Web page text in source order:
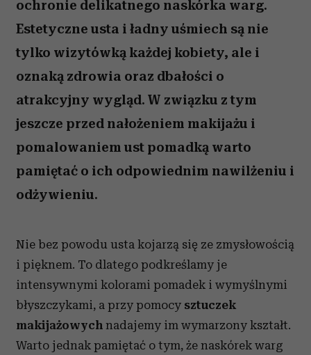
ochronie delikatnego naskórka warg.
Estetyczne usta i ładny uśmiech są nie
tylko wizytówką każdej kobiety, ale i
oznaką zdrowia oraz dbałości o
atrakcyjny wygląd. W związku z tym
jeszcze przed nałożeniem makijażu i
pomalowaniem ust pomadką warto
pamiętać o ich odpowiednim nawilżeniu i
odżywieniu.
Nie bez powodu usta kojarzą się ze zmysłowością
i pięknem. To dlatego podkreślamy je
intensywnymi kolorami pomadek i wymyślnymi
błyszczykami, a przy pomocy sztuczek
makijażowych nadajemy im wymarzony kształt.
Warto jednak pamiętać o tym, że naskórek warg